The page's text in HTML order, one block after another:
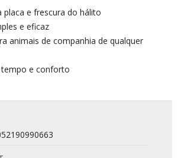
placa e frescura do hálito
e eficaz
animais de companhia de qualquer
tempo e conforto